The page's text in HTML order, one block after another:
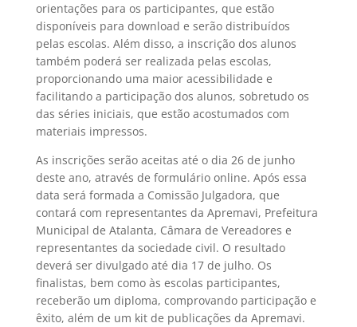
orientações para os participantes, que estão
disponíveis para download e serão distribuídos
pelas escolas. Além disso, a inscrição dos alunos
também poderá ser realizada pelas escolas,
proporcionando uma maior acessibilidade e
facilitando a participação dos alunos, sobretudo os
das séries iniciais, que estão acostumados com
materiais impressos.
As inscrições serão aceitas até o dia 26 de junho
deste ano, através de formulário online. Após essa
data será formada a Comissão Julgadora, que
contará com representantes da Apremavi, Prefeitura
Municipal de Atalanta, Câmara de Vereadores e
representantes da sociedade civil. O resultado
deverá ser divulgado até dia 17 de julho. Os
finalistas, bem como às escolas participantes,
receberão um diploma, comprovando participação e
êxito, além de um kit de publicações da Apremavi.